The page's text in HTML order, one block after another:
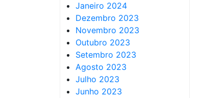
Janeiro 2024
Dezembro 2023
Novembro 2023
Outubro 2023
Setembro 2023
Agosto 2023
Julho 2023
Junho 2023